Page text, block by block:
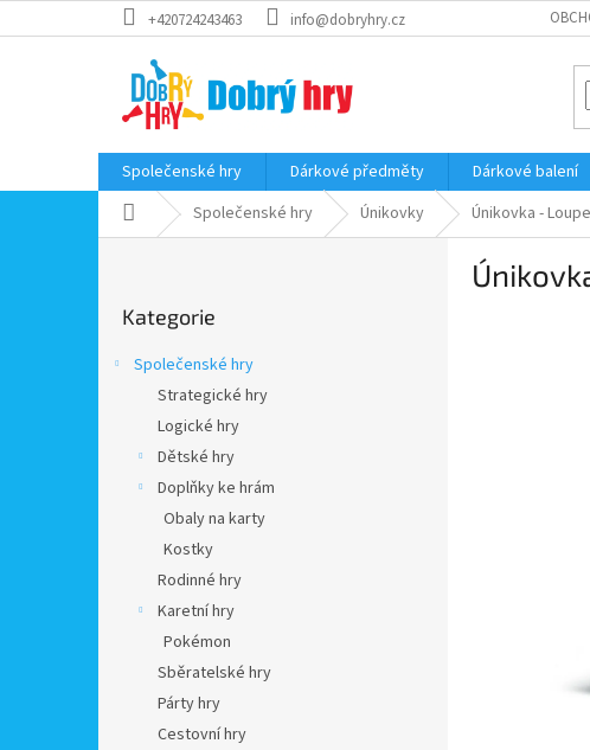
na
+420724243463 info@dobryhry.cz
Společenské hry Dárkové předměty Dárkové balení
Domů Společenské hry Únikovky Únikovka -
kategorie
Kategorie
Společenské hry
Strategické hry
Logické hry
Dětské hry
Doplňky ke hrám
Obaly na karty
Kostky
Rodinné hry
Karetní hry
Pokémon
Sběratelské hry
Párty hry
Cestovní hry